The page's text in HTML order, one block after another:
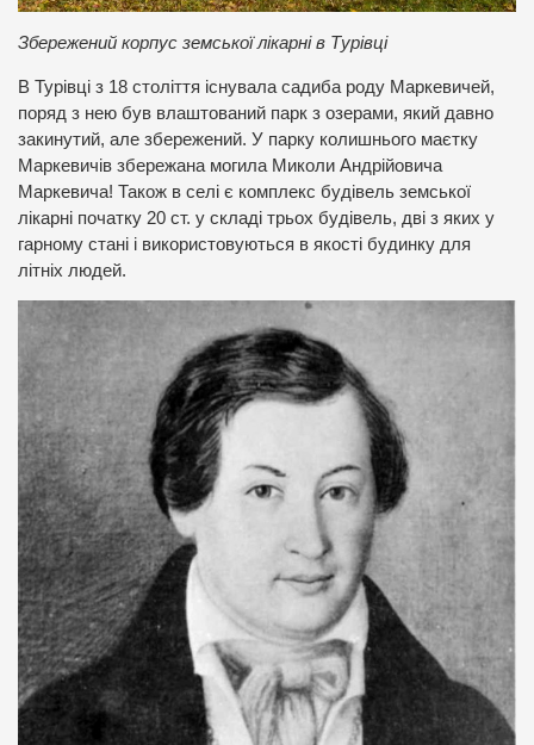
Збережений корпус земської лікарні в Турівці
В Турівці з 18 століття існувала садиба роду Маркевичей,
поряд з нею був влаштований парк з озерами, який давно
закинутий, але збережений. У парку колишнього маєтку
Маркевичів збережана могила Миколи Андрійовича
Маркевича! Також в селі є комплекс будівель земської
лікарні початку 20 ст. у складі трьох будівель, дві з яких у
гарному стані і використовуються в якості будинку для
літніх людей.